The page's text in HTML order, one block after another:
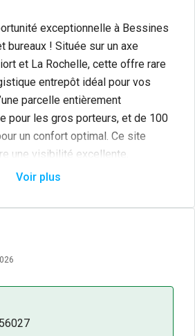
exceptionnelle à Bessines
bureaux ! Située sur un axe
et La Rochelle, cette offre rare
entrepôt idéal pour vos
parcelle entièrement
pour les gros porteurs, et de 100
un confort optimal. Ce site
une visibilité excellente,
de marque renforcée et un
unique de développer votre
Voir plus